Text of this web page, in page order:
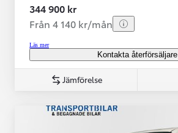
344 900 kr
Från 4 140 kr/mån
Läs mer
Kontakta återförsäljare
Jämförelse